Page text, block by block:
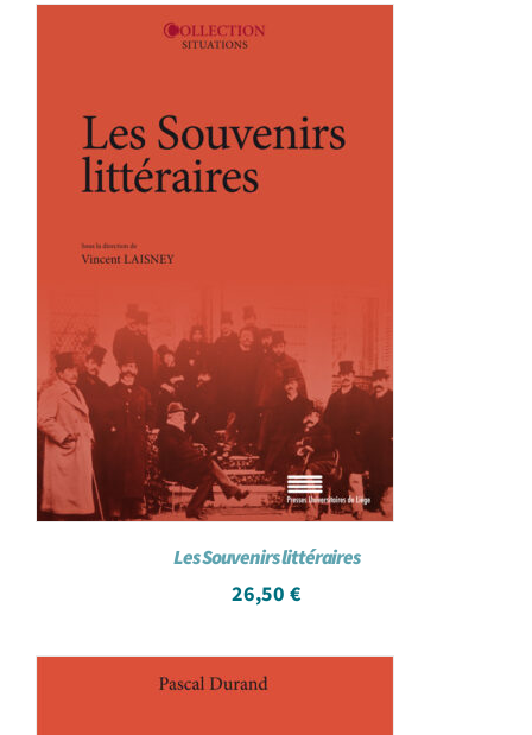
Les Souvenirs littéraires
26,50 €